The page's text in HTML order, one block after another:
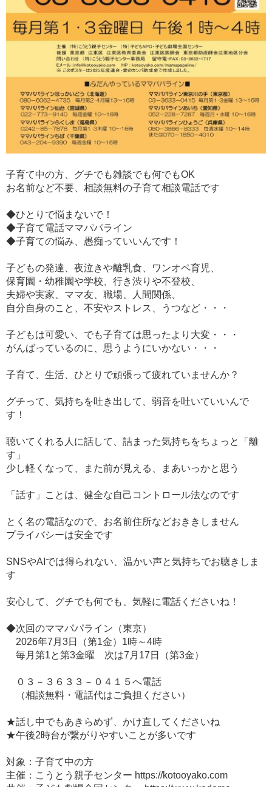
子育て中の方、グチでも雑談でも何でもOK
お名前など不要、相談無料の子育て相談電話です
◆ひとりで悩まないで！
◆子育て電話ママパパライン
◆子育ての悩み、愚痴っていいんです！
子どもの発達、夜泣きや離乳食、ワンオペ育児、
保育園・幼稚園や学校、行き渋りや不登校、
夫婦や実家、ママ友、職場、人間関係、
自分自身のこと、不安やストレス、うつなど・・・
子どもは可愛い、でも子育ては思ったより大変・・・
がんばっているのに、思うようにいかない・・・
子育て、生活、ひとりで頑張って疲れていませんか？
グチって、気持ちを吐き出して、弱音を吐いていいんで
す！
聴いてくれる人に話して、詰まった気持ちをちょっと「離
す」
少し軽くなって、また前が見える、まあいっかと思う
「話す」ことは、健全な自己コントロール法なのです
とく名の電話なので、お名前住所などおききしません
プライバシーは安全です
SNSやAIでは得られない、温かい声と気持ちでお聴きしま
す
安心して、グチでも何でも、気軽に電話くださいね！
◆次回のママパパライン（東京）
2026年7月3日（第1金）1時～4時
毎月第1と第3金曜 次は7月17日（第3金）
０３－３６３３－０４１５へ電話
（相談無料・電話代はご負担ください）
★話し中でもあきらめず、かけ直してくださいね
★午後2時台が繋がりやすいことが多いです
対象：子育て中の方
主催：こうとう親子センター https://kotooyako.com